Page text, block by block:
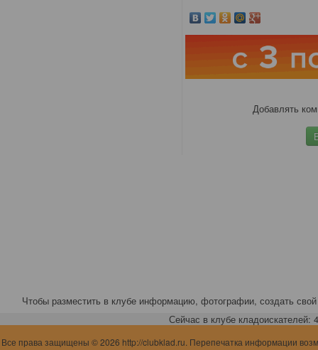
Добавлять
Чтобы разместить в клубе информацию, фотографии, создать свой
Сейчас в клубе кладоискателей:
Все права защищены © 2026 http://clubklad.ru. Перепечатка информации